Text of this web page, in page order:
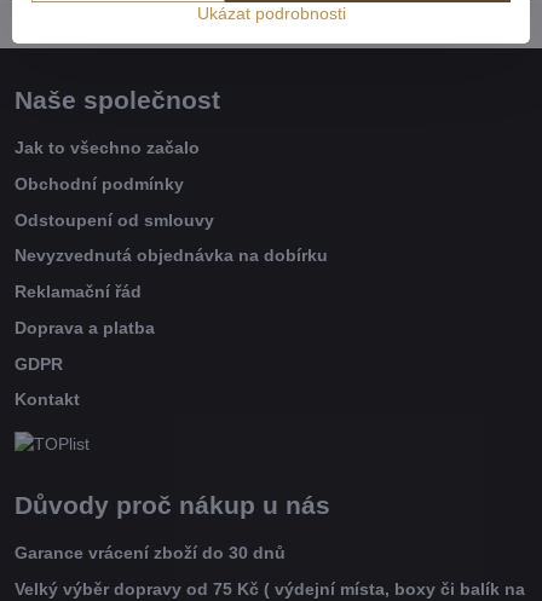
Naše společnost
Jak to všechno začalo
Obchodní podmínky
Odstoupení od smlouvy
Nevyzvednutá objednávka na dobírku
Reklamační řád
Doprava a platba
GDPR
Kontakt
Důvody proč nákup u nás
Garance vrácení zboží do 30 dnů
Velký výběr dopravy od 75 Kč ( výdejní místa, boxy či balík na
Ukázat podrobnosti